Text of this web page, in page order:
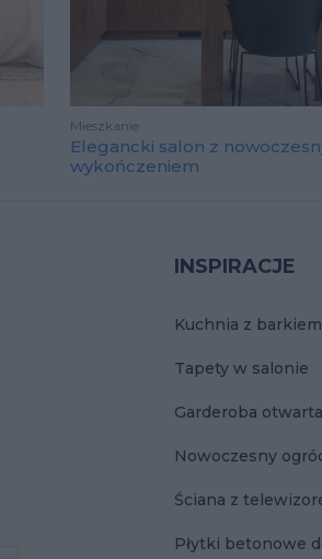
Mieszkanie
Elegancki salon z
wykończeniem
INSPIRACJE
Kuchnia z barkiem
Tapety w salonie
Garderoba otwarta
Nowoczesny
Ściana z
Płytki betonowe